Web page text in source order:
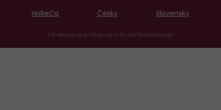
HoReCa Česky Slovensky
UX design a e-shop na míru od PeckaDesign